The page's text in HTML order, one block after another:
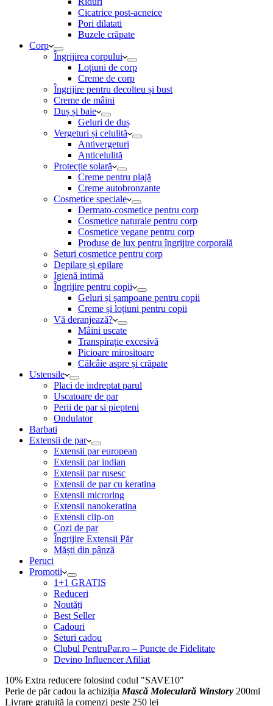
Cicatrice post-acneice
Pori dilatati
Buzele crăpate
Corp
Îngrijirea corpului
Loțiuni de corp
Creme de corp
Îngrijire pentru decolteu și bust
Creme de mâini
Duș și baie
Geluri de duș
Vergeturi și celulită
Antivergeturi
Anticelulită
Protecție solară
Creme pentru plajă
Creme autobronzante
Cosmetice speciale
Dermato-cosmetice pentru corp
Cosmetice naturale pentru corp
Cosmetice vegane pentru corp
Produse de lux pentru îngrijire corporală
Seturi cosmetice pentru corp
Depilare și epilare
Igienă intimă
Îngrijire pentru copii
Geluri și șampoane pentru copii
Creme și loțiuni pentru copii
Vă deranjează?
Mâini uscate
Transpirație excesivă
Picioare mirositoare
Călcâie aspre și crăpate
Ustensile
Placi de indreptat parul
Uscatoare de par
Perii de par si piepteni
Ondulator
Barbati
Extensii de par
Extensii par european
Extensii par indian
Extensii par rusesc
Extensii de par cu keratina
Extensii microring
Extensii nanokeratina
Extensii clip-on
Cozi de par
Îngrijire Extensii Păr
Măști din pânză
Peruci
Promotii
1+1 GRATIS
Reduceri
Noutăți
Best Seller
Cadouri
Seturi cadou
Clubul PentruPar.ro – Puncte de Fidelitate
Devino Influencer Afiliat
10% Extra reducere folosind codul "SAVE10"
Perie de păr cadou la achiziția Mască Moleculară Winstory 200ml
Livrare gratuită la comenzi peste 250 lei